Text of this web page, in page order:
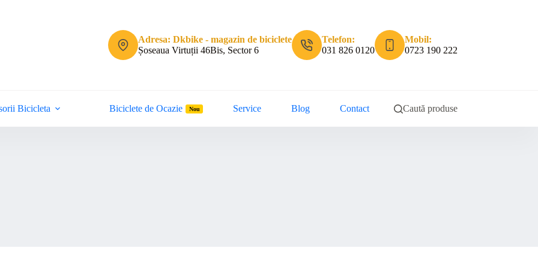
Adresa: Dkbike - magazin de biciclete
Șoseaua Virtuții 46Bis, Sector 6
Telefon:
031 826 0120
Mobil:
0723 190 222
Bicicleta Biciclete de Ocazie Nou Service Blog Contact Caută produse